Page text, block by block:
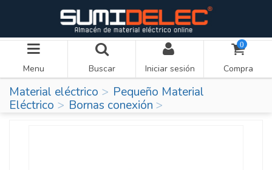
Menu Buscar Iniciar sesión
0
Compra
Material eléctrico
Pequeño Material
Eléctrico
Bornas conexión